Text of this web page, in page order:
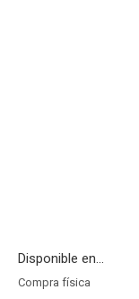
Disponible en...
Compra física